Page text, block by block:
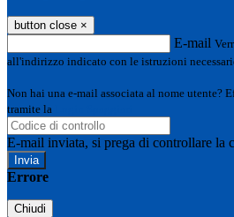
button close ×
E-mail
all'indirizzo indicato con le istruzioni
Non hai una e-mail associata al nome utente?
tramite la
E-mail inviata, si prega di controllare la
Errore
Chiudi